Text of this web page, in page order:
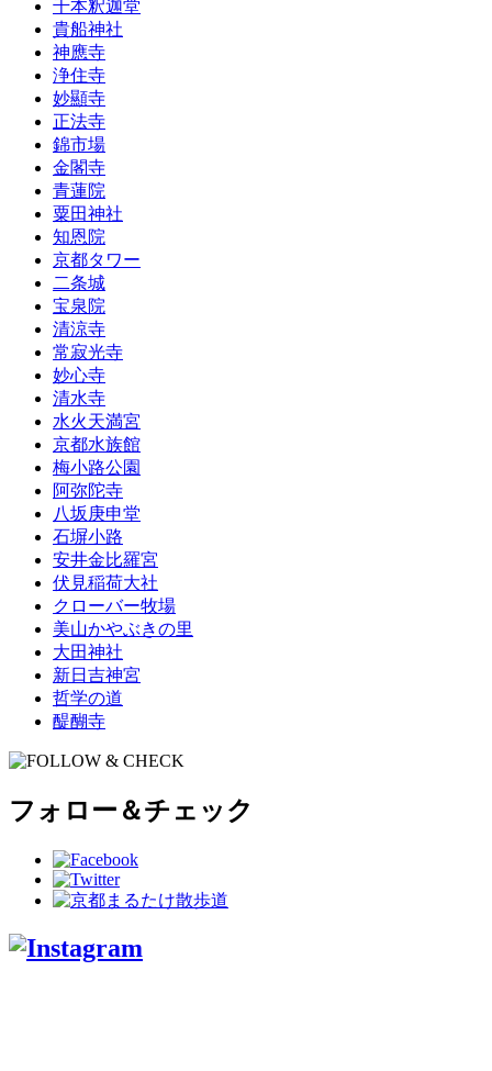
千本釈迦堂
貴船神社
神應寺
浄住寺
妙顯寺
正法寺
錦市場
金閣寺
青蓮院
粟田神社
知恩院
京都タワー
二条城
宝泉院
清涼寺
常寂光寺
妙心寺
清水寺
水火天満宮
京都水族館
梅小路公園
阿弥陀寺
八坂庚申堂
石塀小路
安井金比羅宮
伏見稲荷大社
クローバー牧場
美山かやぶきの里
大田神社
新日吉神宮
哲学の道
醍醐寺
フォロー＆チェック